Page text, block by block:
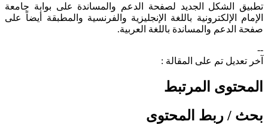
تطبيق الشكل الجديد لصفحة الدعم والمساندة على بوابة جامعة
الإمام الإلكترونية باللغة الإنجليزية والفرنسية والمطبقة أيضاً على
صفحة الدعم والمساندة باللغة العربية.​
--
آخر تعديل تم على المقالة :
المحتوى المرتبط
بحث / ربط المحتوى